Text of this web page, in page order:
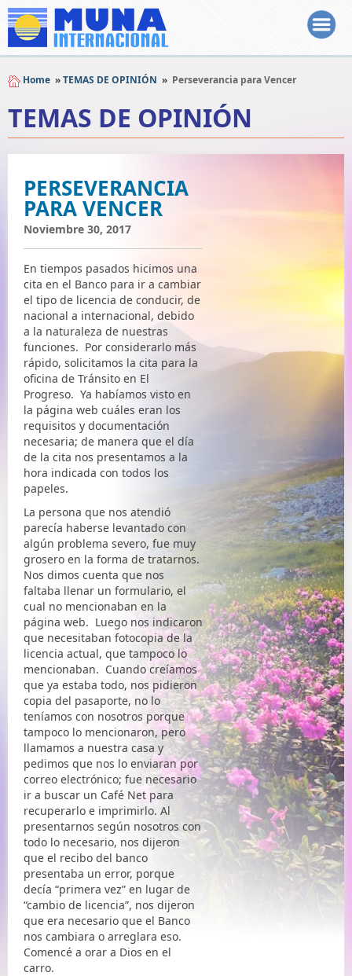
Home »TEMAS DE OPINIÓN » Perseverancia para Vencer
TEMAS DE OPINIÓN
PERSEVERANCIA
PARA VENCER
Noviembre 30, 2017
En tiempos pasados hicimos una
cita en el Banco para ir a cambiar
el tipo de licencia de conducir, de
nacional a internacional, debido
a la naturaleza de nuestras
funciones. Por considerarlo más
rápido, solicitamos la cita para la
oficina de Tránsito en El
Progreso. Ya habíamos visto en
la página web cuáles eran los
requisitos y documentación
necesaria; de manera que el día
de la cita nos presentamos a la
hora indicada con todos los
papeles.
La persona que nos atendió
parecía haberse levantado con
algún problema severo, fue muy
grosero en la forma de tratarnos.
Nos dimos cuenta que nos
faltaba llenar un formulario, el
cual no mencionaban en la
página web. Luego nos indicaron
que necesitaban fotocopia de la
licencia actual, que tampoco lo
mencionaban. Cuando creíamos
que ya estaba todo, nos pidieron
copia del pasaporte, no lo
teníamos con nosotros porque
tampoco lo mencionaron, pero
llamamos a nuestra casa y
pedimos que nos lo enviaran por
correo electrónico; fue necesario
ir a buscar un Café Net para
recuperarlo e imprimirlo. Al
presentarnos según nosotros con
todo lo necesario, nos dijeron
que el recibo del banco
presentaba un error, porque
decía “primera vez” en lugar de
“cambio de licencia”, nos dijeron
que era necesario que el Banco
nos cambiara o arreglara eso.
Comencé a orar a Dios en el
carro.